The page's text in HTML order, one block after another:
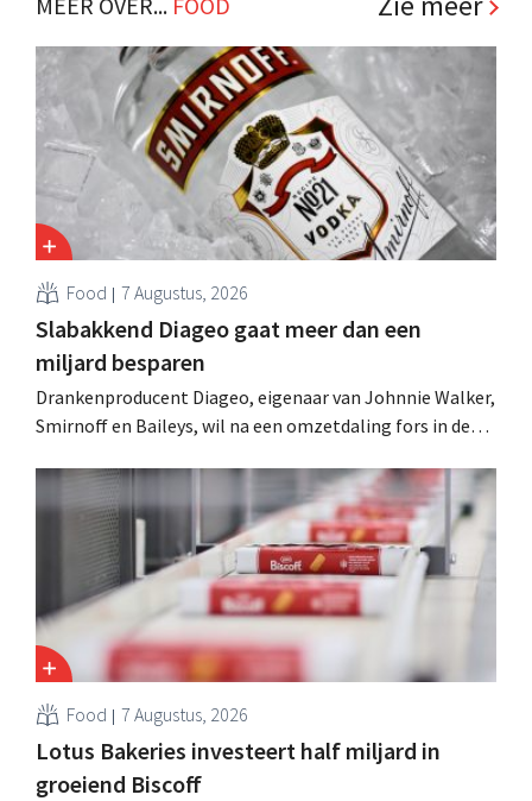
Food 7 Augustus, 2026
Slabakkend Diageo gaat meer dan een
miljard besparen
Drankenproducent Diageo, eigenaar van Johnnie Walker,
Smirnoff en Baileys, wil na een omzetdaling fors in de
andere Guiness en voorgemixte cocktails.
Food 7 Augustus, 2026
Lotus Bakeries investeert half miljard in
groeiend Biscoff